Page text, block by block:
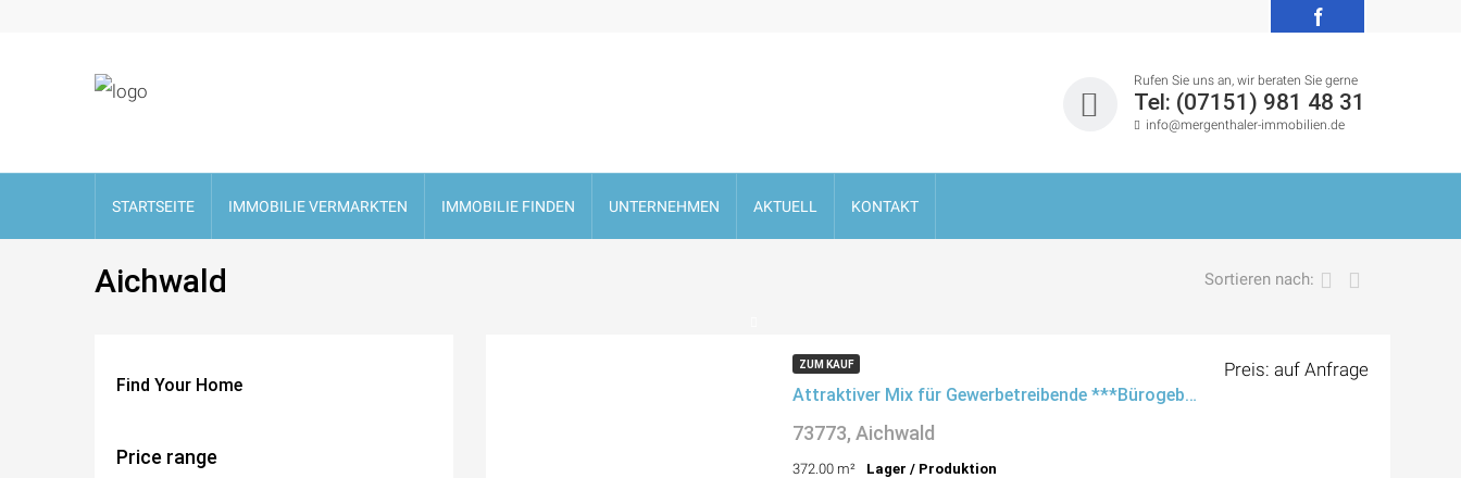
f
Rufen Sie uns an, wir beraten Sie gerne
Tel: (07151) 981 48 31
info@mergenthaler-immobilien.de
STARTSEITE IMMOBILIE VERMARKTEN IMMOBILIE FINDEN UNTERNEHMEN AKTUELL KONTAKT
Aichwald Sortieren nach:
ZUM KAUF
Attraktiver Mix für Gewerbetreibende ***Bürogebäude mit verbundener Lagerhalle***
73773, Aichwald
372.00 m² Lager / Produktion
Preis: auf Anfrage
Find Your Home
Price range